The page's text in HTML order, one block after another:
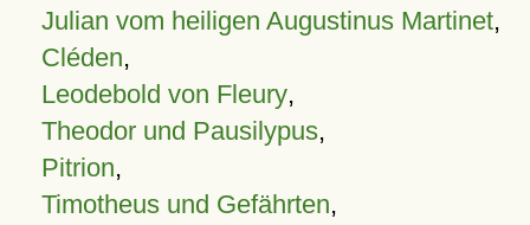
Julian vom heiligen Augustinus Martinet,
Cléden,
Leodebold von Fleury,
Theodor und Pausilypus,
Pitrion,
Timotheus und Gefährten,